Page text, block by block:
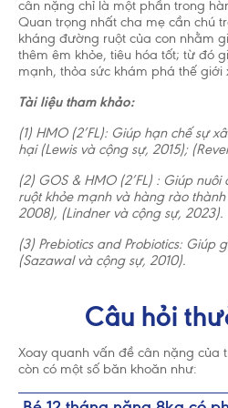
cân nặng chỉ là một phần trong
Quan trọng nhất cha mẹ cần chú
kháng đường ruột của con nhằm
thêm êm khỏe, tiêu hóa tốt; từ đó
mạnh, thỏa sức khám phá thế giới
Tài liệu tham khảo:
(1) HMO (2’FL): Giúp hạn chế sự
hại (Lewis và cộng sự, 2015);
(2) GOS & HMO (2’FL) : Giúp
ruột khỏe mạnh và hàng rào
2008), (Lindner và cộng sự, 2023).
(3) Prebiotics and Probiotics: Giúp
(Sazawal và cộng sự, 2010).
Câu hỏi
Xoay quanh vấn đề cân nặng của
còn có một số băn khoăn như: